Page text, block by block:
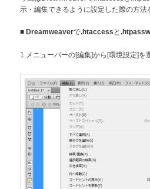
示・編集できるように設定した際の方法
■ Dreamweaverで.htaccess と
1.メニューバーの[編集]から[環境設定]を